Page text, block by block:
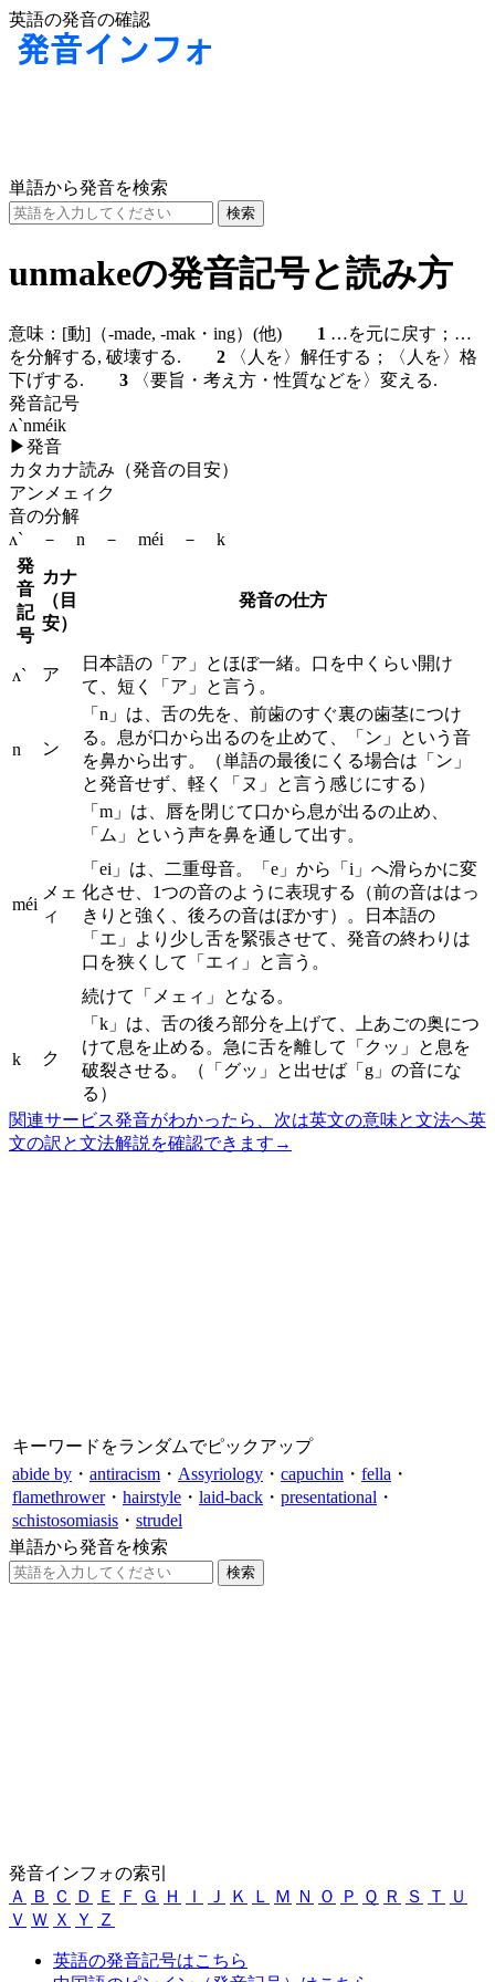
英語の発音の確認
単語から発音を検索
unmakeの発音記号と読み方
意味： [動] （-made, -mak・ing） (他) 1 …を元に戻す；…
を分解する, 破壊する. 2 〈人を〉解任する；〈人を〉格
下げする. 3 〈要旨・考え方・性質などを〉変える.
発音記号
ʌ`nméik
▶発音
カタカナ読み（発音の目安）
アンメェィク
音の分解
ʌ` － n － méi － k
発
音
記
号
カナ
（目
安）
発音の仕方
ʌ` ア
日本語の「ア」とほぼ一緒。口を中くらい開け
て、短く「ア」と言う。
n ン
「n」は、舌の先を、前歯のすぐ裏の歯茎につけ
る。息が口から出るのを止めて、「ン」という音
を鼻から出す。（単語の最後にくる場合は「ン」
と発音せず、軽く「ヌ」と言う感じにする）
méi
メェ
ィ
「m」は、唇を閉じて口から息が出るの止め、
「ム」という声を鼻を通して出す。
「ei」は、二重母音。「e」から「i」へ滑らかに変
化させ、1つの音のように表現する（前の音ははっ
きりと強く、後ろの音はぼかす）。日本語の
「エ」より少し舌を緊張させて、発音の終わりは
口を狭くして「エィ」と言う。
続けて「メェィ」となる。
k ク
「k」は、舌の後ろ部分を上げて、上あごの奥につ
けて息を止める。急に舌を離して「クッ」と息を
破裂させる。（「グッ」と出せば「g」の音にな
る）
関連サービス発音がわかったら、次は英文の意味と文法へ英
文の訳と文法解説を確認できます →
キーワードをランダムでピックアップ
abide by ・ antiracism ・ Assyriology ・ capuchin ・ fella ・
flamethrower・ hairstyle ・ laid-back ・ presentational ・
schistosomiasis ・ strudel
単語から発音を検索
発音インフォの索引
Ａ
Ｂ Ｃ Ｄ Ｅ Ｆ Ｇ Ｈ Ｉ Ｊ Ｋ Ｌ Ｍ Ｎ Ｏ Ｐ Ｑ Ｒ Ｓ Ｔ
Ｕ
Ｖ Ｗ Ｘ Ｙ Ｚ
英語の発音記号はこちら